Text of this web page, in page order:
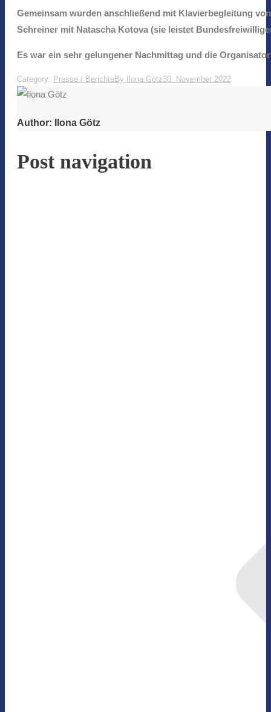
Gemeinsam wurden anschließend mit Klavierbegleitung
Schreiner mit Natascha Kotova (sie leistet
Es war ein sehr gelungener Nachmittag und die
Category: Presse / BerichteBy Ilona Götz30. November 2022
Author: Ilona Götz
Post navigation